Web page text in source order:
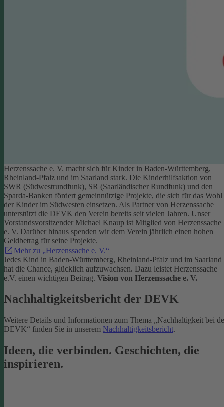
Herzenssache e. V. macht sich für Kinder in Baden-Württemberg,
Rheinland-Pfalz und im Saarland stark. Die Kinderhilfsaktion von
SWR (Südwestrundfunk), SR (Saarländischer Rundfunk) und den
Sparda-Banken fördert gemeinnützige Projekte, die sich für das Wohl
der Kinder im Südwesten einsetzen. Als Partner von Herzenssache
unterstützt die DEVK den Verein bereits seit vielen Jahren. Unser
Vorstandsvorsitzender Michael Knaup ist Mitglied von Herzenssache
e. V. Darüber hinaus spenden wir dem Verein jährlich einen hohen
Geldbetrag für seine Projekte.
Mehr zu „Herzenssache e. V.“
Jedes Kind in Baden-Württemberg, Rheinland-Pfalz und im Saarland
hat die Chance, glücklich aufzuwachsen. Dazu leistet Herzenssache
e.V. einen wichtigen Beitrag. Vision von Herzenssache e. V.
Nachhaltigkeitsbericht der DEVK
Weitere Details und Informationen zum Thema „Nachhaltigkeit bei
DEVK“ finden Sie in unserem Nachhaltigkeitsbericht.
Ideen, die verbinden. Geschichten, die
inspirieren.